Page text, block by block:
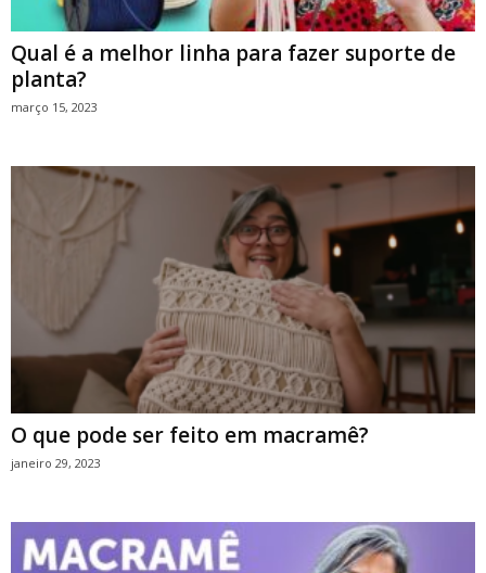
Qual é a melhor linha para fazer suporte de
planta?
março 15, 2023
O que pode ser feito em macramê?
janeiro 29, 2023